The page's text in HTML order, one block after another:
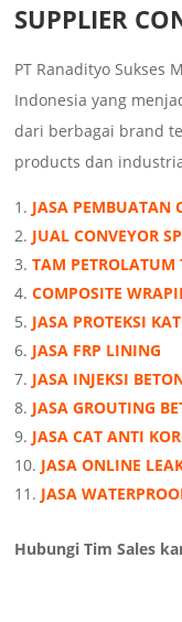
SUPPLIER
PT Ranadityo Sukses
Indonesia yang
dari berbagai brand
products dan
JASA PEMBUATAN
JUAL CONVEYOR
TAM PETROLATUM
COMPOSITE
JASA PROTEKSI
JASA FRP LINING
JASA INJEKSI
JASA GROUTING
JASA CAT ANTI
JASA ONLINE
JASA
Hubungi Tim Sales